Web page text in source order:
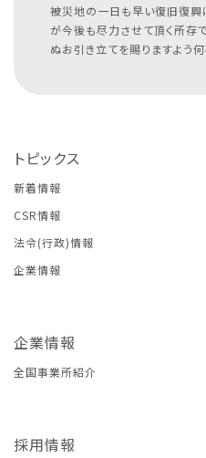
被災地の一日も早い復旧復興
が今後も尽力させて頂く所存
ぬお引き立てを賜りますよう
トピックス
新着情報
CSR情報
法令(行政)情報
企業情報
企業情報
全国事業所紹介
採用情報